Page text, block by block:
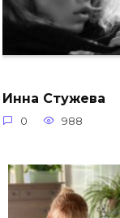
Инна Стужева
0 988